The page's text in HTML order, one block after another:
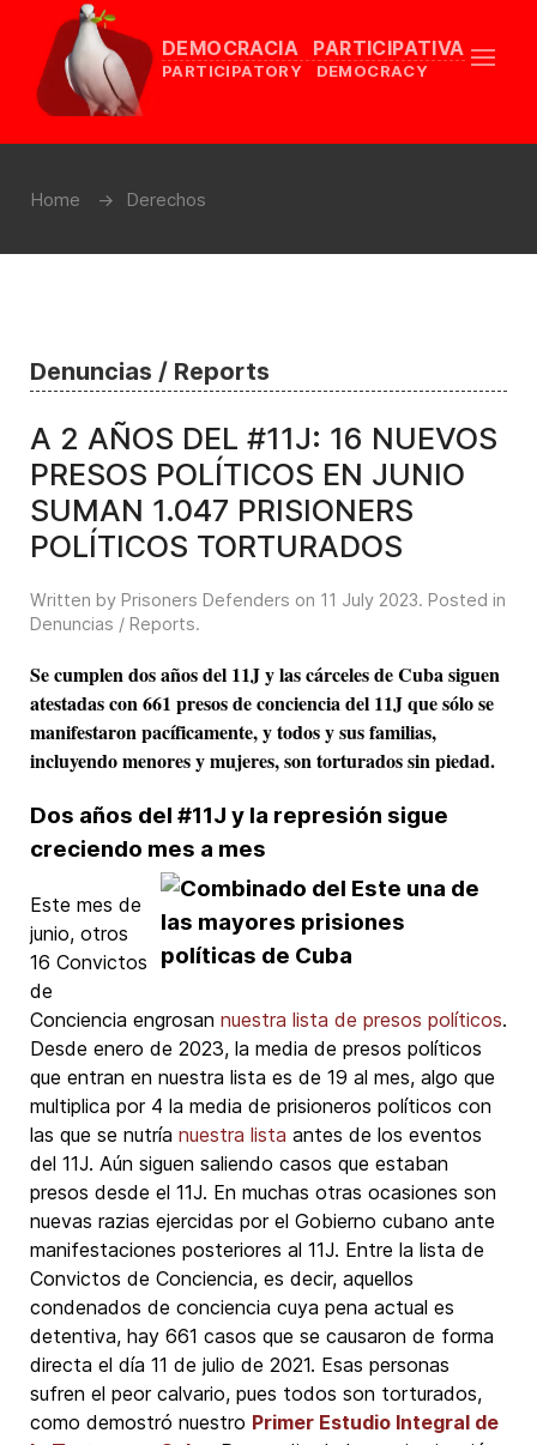
DEMOCRACIA PARTICIPATIVA
PARTICIPATORY DEMOCRACY
Home Derechos
Denuncias / Reports
A 2 AÑOS DEL #11J: 16 NUEVOS
PRESOS POLÍTICOS EN JUNIO
SUMAN 1.047 PRISIONERS
POLÍTICOS TORTURADOS
Written by Prisoners Defenders on 11 July 2023. Posted in
Denuncias / Reports.
Se cumplen dos años del 11J y las cárceles de Cuba siguen
atestadas con 661 presos de conciencia del 11J que sólo se
manifestaron pacíficamente, y todos y sus familias,
incluyendo menores y mujeres, son torturados sin piedad.
Dos años del #11J y la represión sigue
creciendo mes a mes
Este mes de
junio, otros
16 Convictos
de
Conciencia engrosan nuestra lista de presos políticos.
Desde enero de 2023, la media de presos políticos
que entran en nuestra lista es de 19 al mes, algo que
multiplica por 4 la media de prisioneros políticos con
las que se nutría nuestra lista antes de los eventos
del 11J. Aún siguen saliendo casos que estaban
presos desde el 11J. En muchas otras ocasiones son
nuevas razias ejercidas por el Gobierno cubano ante
manifestaciones posteriores al 11J. Entre la lista de
Convictos de Conciencia, es decir, aquellos
condenados de conciencia cuya pena actual es
detentiva, hay 661 casos que se causaron de forma
directa el día 11 de julio de 2021. Esas personas
sufren el peor calvario, pues todos son torturados,
como demostró nuestro Primer Estudio Integral de